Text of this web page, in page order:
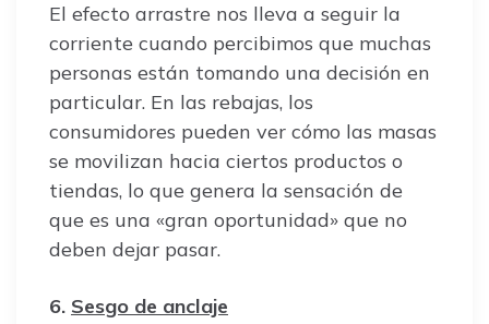
El efecto arrastre nos lleva a seguir la
corriente cuando percibimos que muchas
personas están tomando una decisión en
particular. En las rebajas, los
consumidores pueden ver cómo las masas
se movilizan hacia ciertos productos o
tiendas, lo que genera la sensación de
que es una «gran oportunidad» que no
deben dejar pasar.
6. Sesgo de anclaje